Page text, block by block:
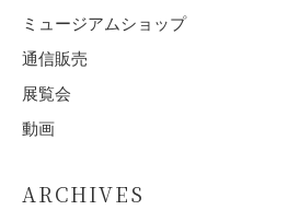
ミュージアムショップ
通信販売
展覧会
動画
ARCHIVES